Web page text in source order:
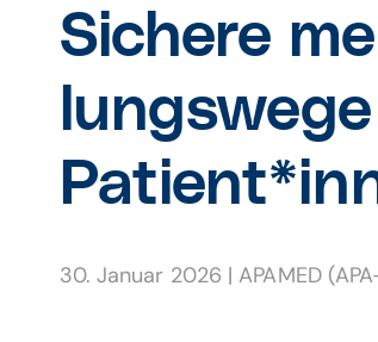
Sichere
30. Januar 2026 |APAMED